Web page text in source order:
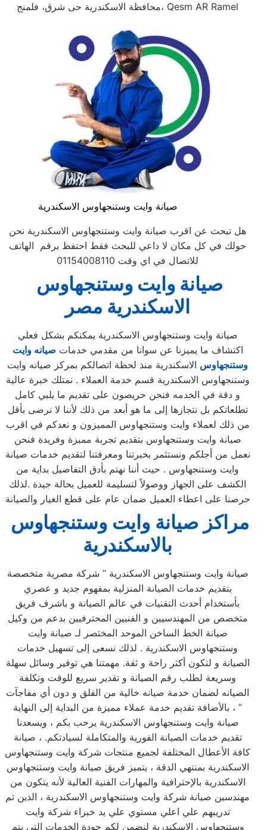
محافظة الاسكندرية حى شرق، فلمنج، Qesm AR Ramel
صيانة وايت وستنجهاوس الاسكندرية
هل تبحث عن اقرب صيانة وايت وستنجهاوس الاسكندرية نحن
حولك في كل مكان لا داعي للبحث فقط احتفظ برقم الهاتف
للاتصال في اي وقت 01154008110
صيانة وايت وستنجهاوس
الاسكندرية مصر
صيانة وايت وستنجهاوس الاسكندرية يمكنكم بشكل فعلي
اكتشاف ما يميزنا عن سوانا من مقدمي خدمات صيانه وايت
وستنجهاوس الاسكندرية منذ لحظة اتصالكم بمركز صيانه وايت
وستنجهاوس الاسكندرية قسم خدمة العملاء . نمتلك خبرة عالية
و دقة في الخدمه فنحن حريصون على تقديم ما يلبي كامل
تطلعاتكم بل نتجازها إلى ما هو أبعد من ذلك لأننا لا نرضى بأقل
من ذلك لعملاء وايت وستنجهاوس المميزون و نعدكم في اقرب
صيانة وايت وستنجهاوس بتقديم تجربة مميزة وفريدة فنحن
نعمل من أجلكم ونستثمر بخبرتنا ومعرفتنا لتقديم خدمات صيانة
وايت وستنجهاوس . حيث أننا نهتم بأدق التفاصيل بداية من
الكشف على الجهاز ووصولاً لتسليمة للعميل بحالة جيدة .لذلك
حرصنا على اعطاء العميل ضمان عام على قطع الغيار والصيانة
بالاسكندرية
صيانة وايت وستنجهاوس الاسكندرية ” شركة مصرية متخصصة
بتقديم خدمات الصيانة المنزلية بمفهوم جديد و عصري
بأستخدام أحدث التقنيات في عالم الصيانة و باشرف فريق
متخصص من المهندسيين و الفنيين المحترفيين بدعم من وكيل
صيانة الخط الساخن الموحد المختصر لـ صيانة وايت
وستنجهاوس الاسكندرية . لذلك نسعى إلى تسهيل خدمات
الصيانة و لتكون أكثر راحة و ثقة. مهمتنا هي توفير وسائل سهلة
وسريعة لطلب رقم الصيانة و تقدير سريع للوقت وتكلفة
الصيانه لضمان خدمة صيانه خالية من القلق و دون أي مفاجآت
، بالأضافة تقديم خدمة عملاء مميزة من البداية إلى النهاية ”
صيانة وايت وستنجهاوس الاسكندرية يرحب بكم ، ويسعدنا
تقديم خدمات الصيانة الفورية والمتكاملة لسيادتكم. ، صيانة
كافة الأعطال المختلفة لجميع منتجات شركة وايت وستنجهاوس
الاسكندرية بمنتهي الدقة ، يتميز فريق صيانة وايت وستنجهاوس
الاسكندرية بالإحترافية والمهارات الفنية العالية لأنه يتكون من
مهندسين صيانة شركة وايت وستنجهاوس الاسكندرية ، الذين تم
تدريبهم علي اعلي مستوي علي يد خبراء شركة وايت
وستنجهاوس الاسكندرية لنضمن لكم جودة الخدمات التي يتم